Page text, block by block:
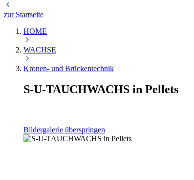
zur Startseite
HOME
WACHSE
Kronen- und Brückentechnik
S-U-TAUCHWACHS in Pellets
Bildergalerie überspringen